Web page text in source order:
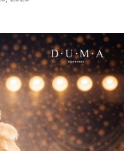
de mai multe
în această
cu afaceri solide
publice